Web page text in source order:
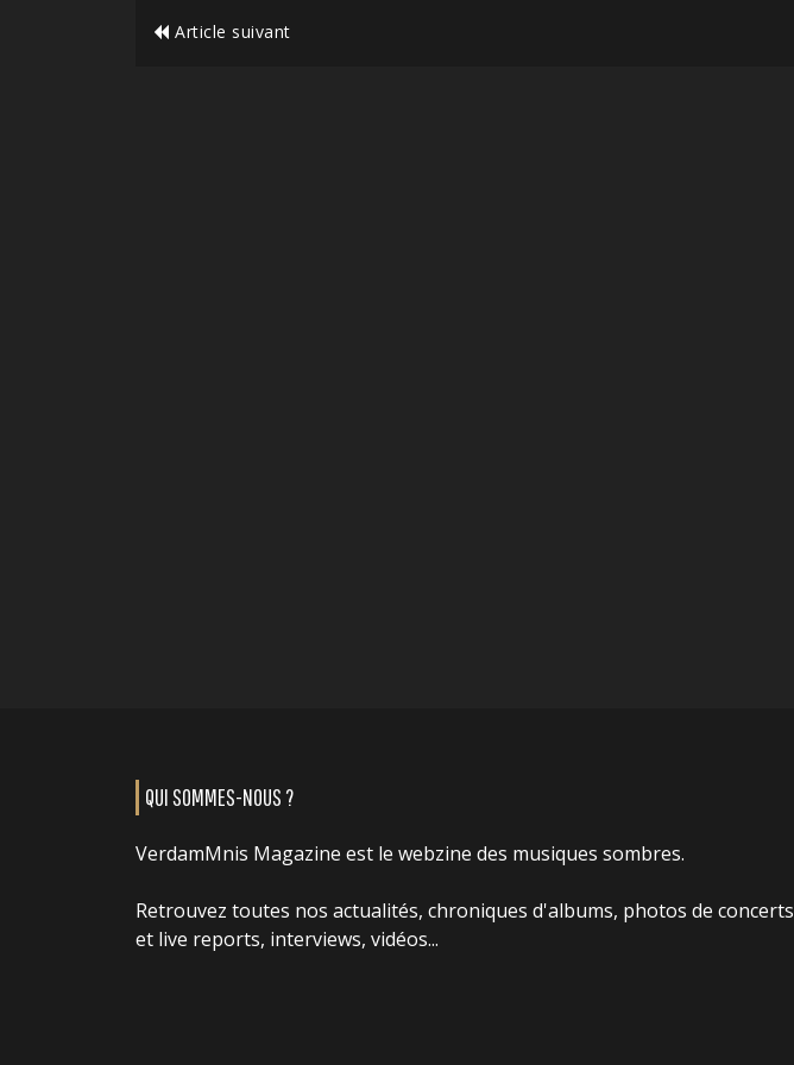
Article suivant
QUI SOMMES-NOUS ?
VerdamMnis Magazine est le webzine des musiques sombres.
Retrouvez toutes nos actualités, chroniques d'albums, photos de concerts
et live reports, interviews, vidéos...